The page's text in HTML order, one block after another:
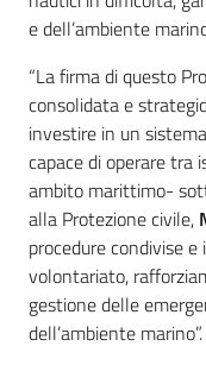
e dell’ambiente
“La firma di questo
consolidata e
investire in un
capace di operare tra
ambito marittimo-
alla Protezione civile,
procedure condivise
volontariato,
gestione delle
dell’ambiente marino”.